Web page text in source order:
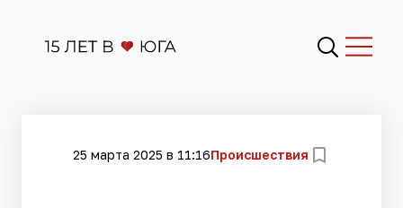
25 марта 2025 в 11:16Происшествия